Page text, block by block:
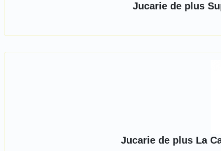
Jucarie de plus
Jucarie de plus La